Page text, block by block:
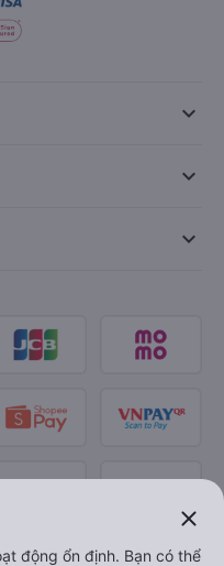
keyboard_arrow_down
keyboard_arrow_down
keyboard_arrow_down
close
động ổn định. Bạn có thể